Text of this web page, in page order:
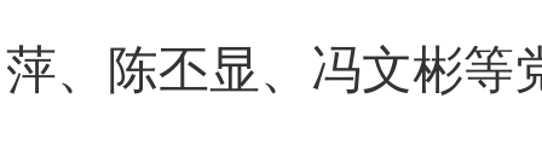
萍、陈丕显、冯文彬等